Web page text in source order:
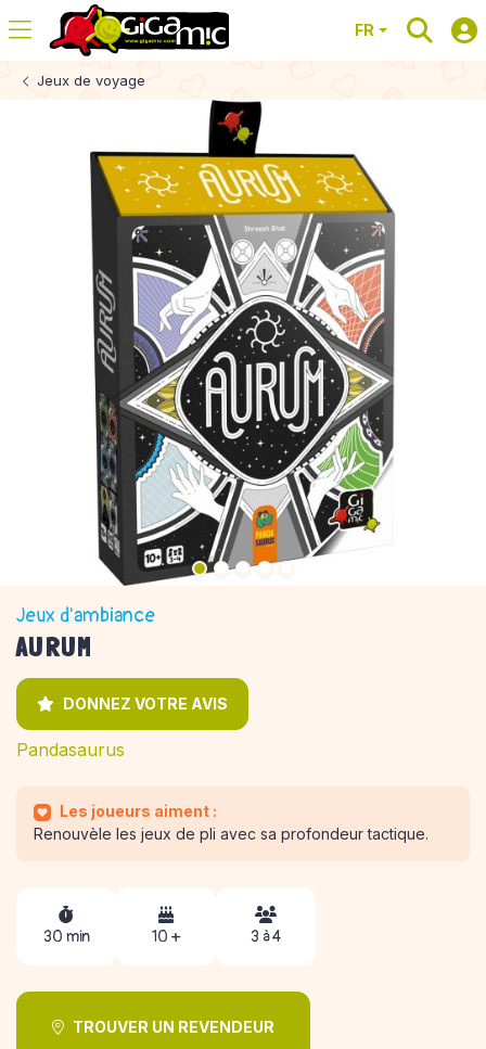
FR
Jeux de voyage
Jeux d'ambiance
AURUM
DONNEZ VOTRE AVIS
Pandasaurus
Les joueurs aiment :
Renouvèle les jeux de pli avec sa profondeur tactique.
30 min 10 + 3 à 4
TROUVER UN REVENDEUR